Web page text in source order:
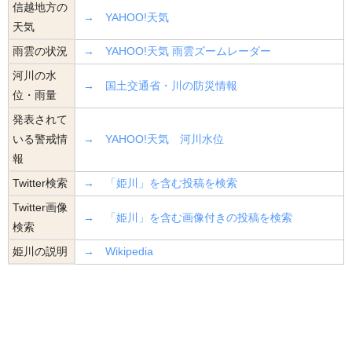
信越地方の
天気
→ YAHOO!天気
雨雲の状況
→ YAHOO!天気 雨雲ズームレーダー
河川の水
位・雨量
→ 国土交通省・川の防災情報
発表されて
いる警戒情
報
→ YAHOO!天気 河川水位
Twitter検索
→ 「姫川」を含む投稿を検索
Twitter画像
検索
→ 「姫川」を含む画像付きの投稿を検索
姫川の説明 → Wikipedia